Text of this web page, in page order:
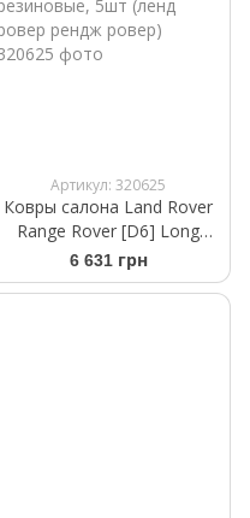
Артикул: 320625
Ковры салона Land Rover
Range Rover [D6] Long
2018- (длинная база)
резиновые, 5шт (ленд
6 631 грн